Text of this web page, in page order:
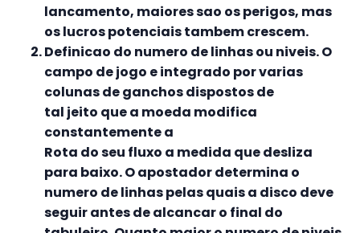
lancamento, maiores sao os perigos, mas
os lucros potenciais tambem crescem.
Definicao do numero de linhas ou niveis. O
campo de jogo e integrado por varias
colunas de ganchos dispostos de
tal jeito que a moeda modifica
constantemente a
Rota do seu fluxo a medida que desliza
para baixo. O apostador determina o
numero de linhas pelas quais a disco deve
seguir antes de alcancar o final do